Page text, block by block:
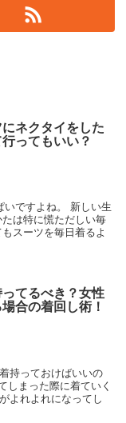
ネクタイをした
ってもいい？
いですよね。 新しい生
は特に慌ただしい毎
スーツを毎日着るよ
てるべき？女性
合の着回し術！
持っておけばいいの
しまった際に着ていく
よれよれになってし